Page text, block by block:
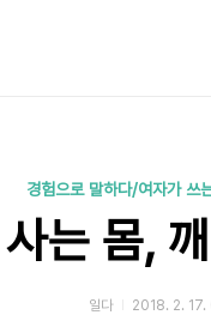
경험으로 말하다/여자가 쓰
는 몸,
일다 2018. 2.